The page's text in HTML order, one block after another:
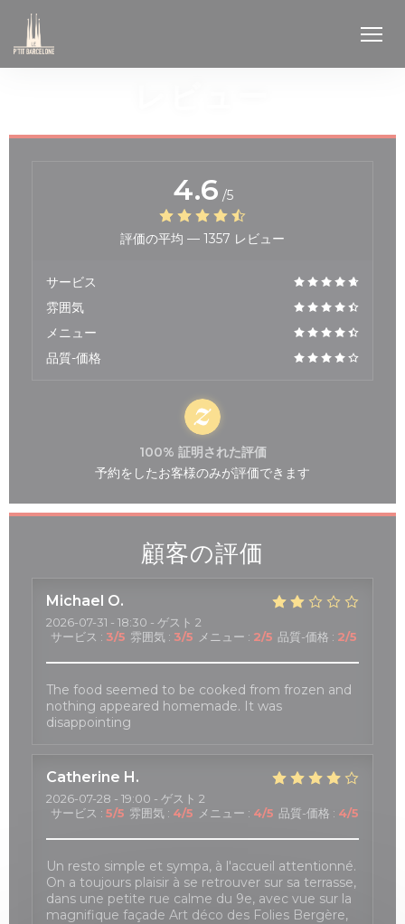
顧客の評価
Michael O
2026-07-31 - 18:30 - ゲスト 2
サービス : 3/5 雰囲気 : 3/5 メニュー : 2/5 品質-価格 : 2/5
The food seemed to be cooked from frozen and
nothing appeared homemade. It was
disappointing
Catherine H
2026-07-28 - 19:00 - ゲスト 2
サービス : 5/5 雰囲気 : 4/5 メニュー : 4/5 品質-価格 : 4/5
Un resto simple et sympa, à l'accueil attentionné.
On a toujours plaisir à se retrouver sur sa terrasse,
dans une petite rue calme du 9e, avec vue sur la
magnifique façade Art déco des Folies Bergère,
4.6 /5
評価の平均 — 1357 レビュー
サービス
雰囲気
メニュー
品質-価格
100% 証明された評価
予約をしたお客様のみが評価できます